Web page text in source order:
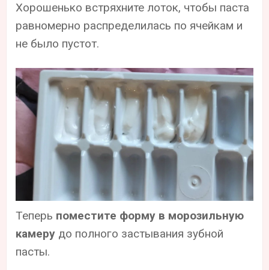
Хорошенько встряхните лоток, чтобы паста
равномерно распределилась по ячейкам и
не было пустот.
Теперь поместите форму в морозильную
камеру до полного застывания зубной
пасты.